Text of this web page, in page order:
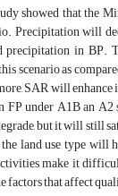
showed that the
Precipitation will
precipitation in BP.
scenario as
SAR will
under A1B an A2
but it will still
land use type will
make it
that affect